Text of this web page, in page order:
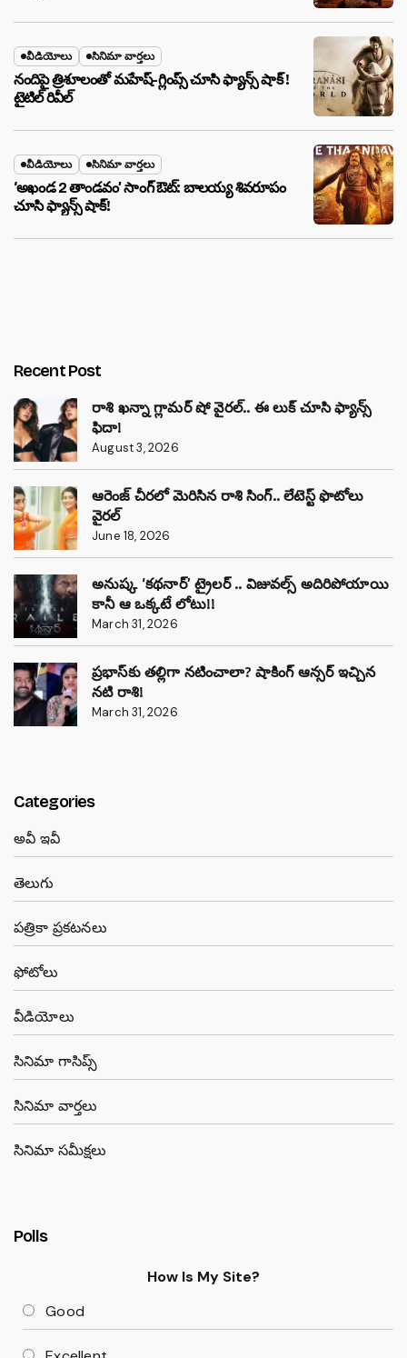
వీడియోలు సినిమా వార్తలు
నందిపై త్రిశూలంతో మహేష్-గ్లింప్స్ చూసి ఫ్యాన్స్ షాక్ !
టైటిల్ రివీల్
వీడియోలు సినిమా వార్తలు
‘అఖండ 2 తాండవం’ సాంగ్ ఔట్: బాలయ్య శివరూపం
చూసి ఫ్యాన్స్ షాక్!
Recent Post
రాశి ఖన్నా గ్లామర్ షో వైరల్.. ఈ లుక్ చూసి ఫ్యాన్స్
ఫిదా!
August 3, 2026
ఆరెంజ్ చీరలో మెరిసిన రాశి సింగ్.. లేటెస్ట్ ఫొటోలు
వైరల్
June 18, 2026
అనుష్క ‘కథనార్’ ట్రైలర్ .. విజువల్స్ అదిరిపోయాయి
కానీ ఆ ఒక్కటే లోటు!!
March 31, 2026
ప్రభాస్‌కు తల్లిగా నటించాలా? షాకింగ్ ఆన్సర్ ఇచ్చిన
నటి రాశి!
March 31, 2026
Categories
అవీ ఇవీ
తెలుగు
పత్రికా ప్రకటనలు
ఫోటోలు
వీడియోలు
సినిమా గాసిప్స్
సినిమా వార్తలు
సినిమా సమీక్షలు
Polls
How Is My Site?
Good